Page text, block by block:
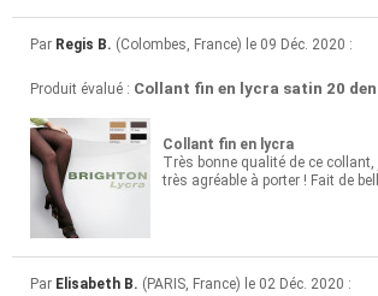
Par Regis B. (Colombes, France) le 09 Déc. 2020 :
Produit évalué : Collant fin en lycra satin 20
Collant fin en lycra
Très bonne qualité de ce
très agréable à porter ! Fait de
Par Elisabeth B. (PARIS, France) le 02 Déc. 2020 :